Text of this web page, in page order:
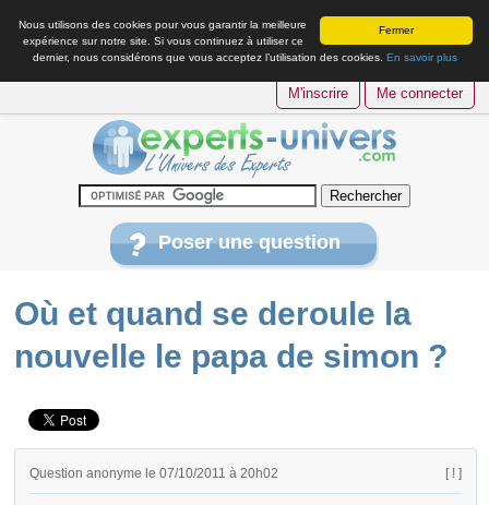
Fermer
Nous utilisons des cookies pour vous garantir la meilleure
expérience sur notre site. Si vous continuez à utiliser ce
dernier, nous considérons que vous acceptez l’utilisation des cookies. En savoir plus
M'inscrire Me connecter
Poser une question
Où et quand se deroule la
nouvelle le papa de simon ?
Question anonyme le 07/10/2011 à 20h02 [ ! ]